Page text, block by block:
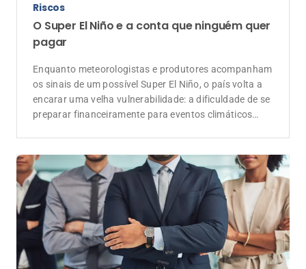
Riscos
O Super El Niño e a conta que ninguém quer
pagar
Enquanto meteorologistas e produtores acompanham
os sinais de um possível Super El Niño, o país volta a
encarar uma velha vulnerabilidade: a dificuldade de se
preparar financeiramente para eventos climáticos